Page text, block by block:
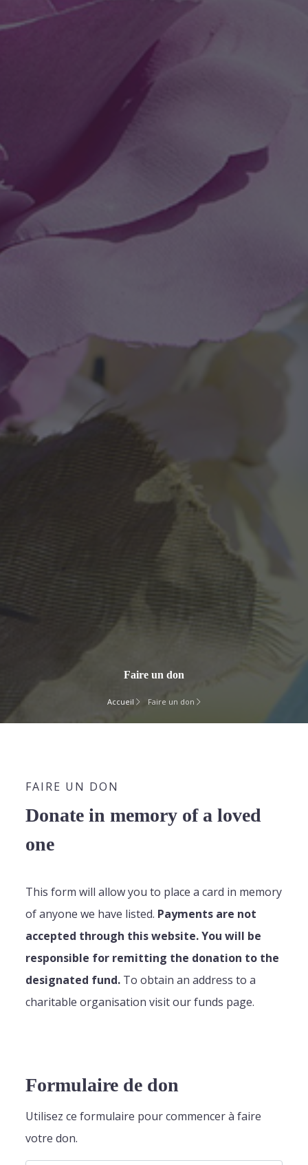
Faire un don
Accueil Faire un don
FAIRE UN DON
Donate in memory of a loved
one
This form will allow you to place a card in memory
of anyone we have listed. Payments are not
accepted through this website. You will be
responsible for remitting the donation to the
designated fund. To obtain an address to a
charitable organisation visit our funds page.
Formulaire de don
Utilisez ce formulaire pour commencer à faire
votre don.